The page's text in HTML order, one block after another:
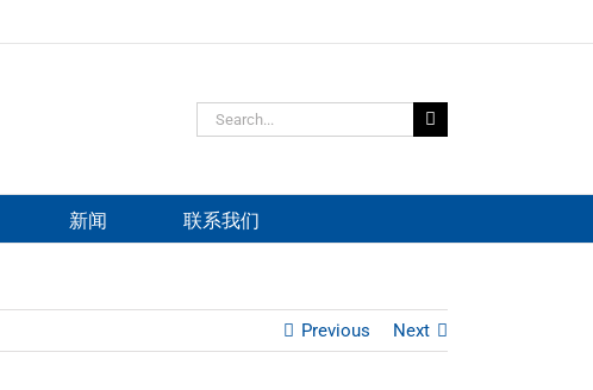
Search
for:
新闻 联系我们
Previous Next